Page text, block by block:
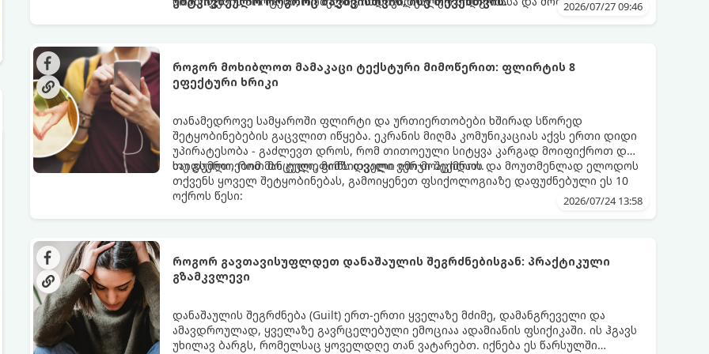
2026/07/27 09:46
როგორ მოხიბლოთ მამაკაცი ტექსტური მიმოწერით: ფლირტის 8
ეფექტური ხრიკი
თანამედროვე სამყაროში ფლირტი და ურთიერთობები ხშირად სწორედ
შეტყობინებების გაცვლით იწყება. ეკრანის მიღმა კომუნიკაციას აქვს ერთი დიდი
უპირატესობა - გაძლევთ დროს, რომ თითოეული სიტყვა კარგად მოიფიქროთ და
საიდუმლოებით მოცული, მიმზიდველი იმიჯი შექმნათ.
თუ გსურთ, რომ მან ტელეფონს თვალი ვერ მოაცილოს და მოუთმენლად ელოდოს
თქვენს ყოველ შეტყობინებას, გამოიყენეთ ფსიქოლოგიაზე დაფუძნებული ეს 10
ოქროს წესი:
2026/07/24 13:58
როგორ გავთავისუფლდეთ დანაშაულის შეგრძნებისგან: პრაქტიკული
გზამკვლევი
დანაშაულის შეგრძნება (Guilt) ერთ-ერთი ყველაზე მძიმე, დამანგრეველი და
ამავდროულად, ყველაზე გავრცელებული ემოციაა ადამიანის ფსიქიკაში. ის ჰგავს
უხილავ ბარგს, რომელსაც ყოველდღე თან ვატარებთ. იქნება ეს წარსულში